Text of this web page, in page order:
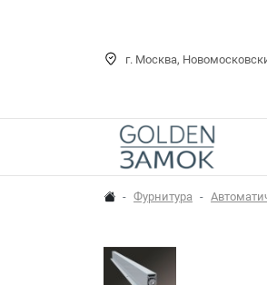
г. Москва,
Фурнитура